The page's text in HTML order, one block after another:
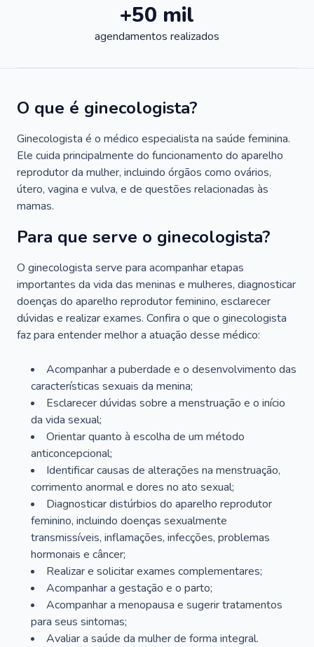
+50 mil
agendamentos realizados
O que é ginecologista?
Ginecologista é o médico especialista na saúde feminina.
Ele cuida principalmente do funcionamento do aparelho
reprodutor da mulher, incluindo órgãos como ovários,
útero, vagina e vulva, e de questões relacionadas às
mamas.
Para que serve o ginecologista?
O ginecologista serve para acompanhar etapas
importantes da vida das meninas e mulheres, diagnosticar
doenças do aparelho reprodutor feminino, esclarecer
dúvidas e realizar exames. Confira o que o ginecologista
faz para entender melhor a atuação desse médico:
Acompanhar a puberdade e o desenvolvimento das
características sexuais da menina;
Esclarecer dúvidas sobre a menstruação e o início
da vida sexual;
Orientar quanto à escolha de um método
anticoncepcional;
Identificar causas de alterações na menstruação,
corrimento anormal e dores no ato sexual;
Diagnosticar distúrbios do aparelho reprodutor
feminino, incluindo doenças sexualmente
transmissíveis, inflamações, infecções, problemas
hormonais e câncer;
Realizar e solicitar exames complementares;
Acompanhar a gestação e o parto;
Acompanhar a menopausa e sugerir tratamentos
para seus sintomas;
Avaliar a saúde da mulher de forma integral.